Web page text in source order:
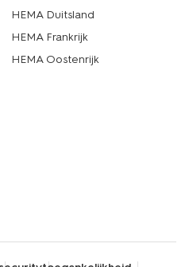
HEMA Duitsland
HEMA Frankrijk
HEMA Oostenrijk